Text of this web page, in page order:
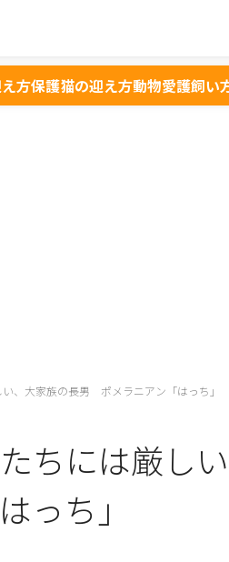
方保護猫の迎え方動物愛護飼い
、大家族の長男 ポメラニアン「はっち」
ちには厳し
ち」